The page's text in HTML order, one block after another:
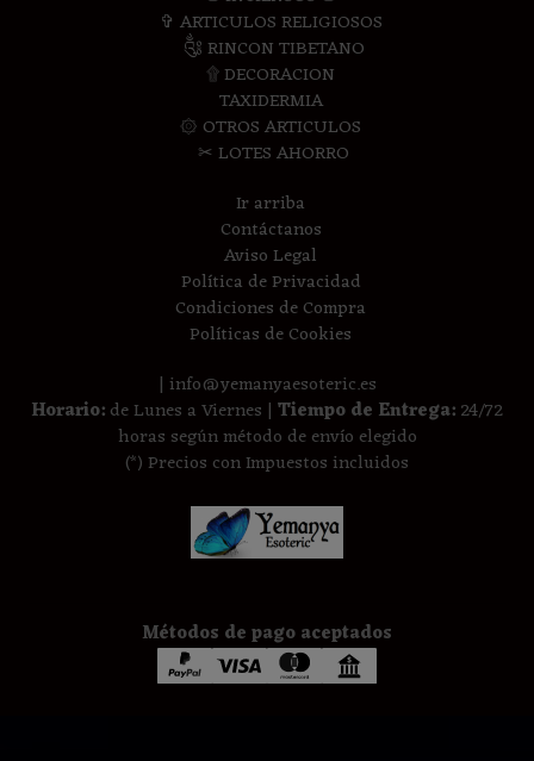
✞ ARTICULOS RELIGIOSOS
༃ RINCON TIBETANO
۩ DECORACION
TAXIDERMIA
۞ OTROS ARTICULOS
✂ LOTES AHORRO
Ir arriba
Contáctanos
Aviso Legal
Política de Privacidad
Condiciones de Compra
Políticas de Cookies
| info@yemanyaesoteric.es
Horario:de Lunes a Viernes | Tiempo de Entrega:24/72
horas según método de envío elegido
(*) Precios con Impuestos incluidos
Métodos de pago aceptados